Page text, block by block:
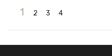
1 2 3 4